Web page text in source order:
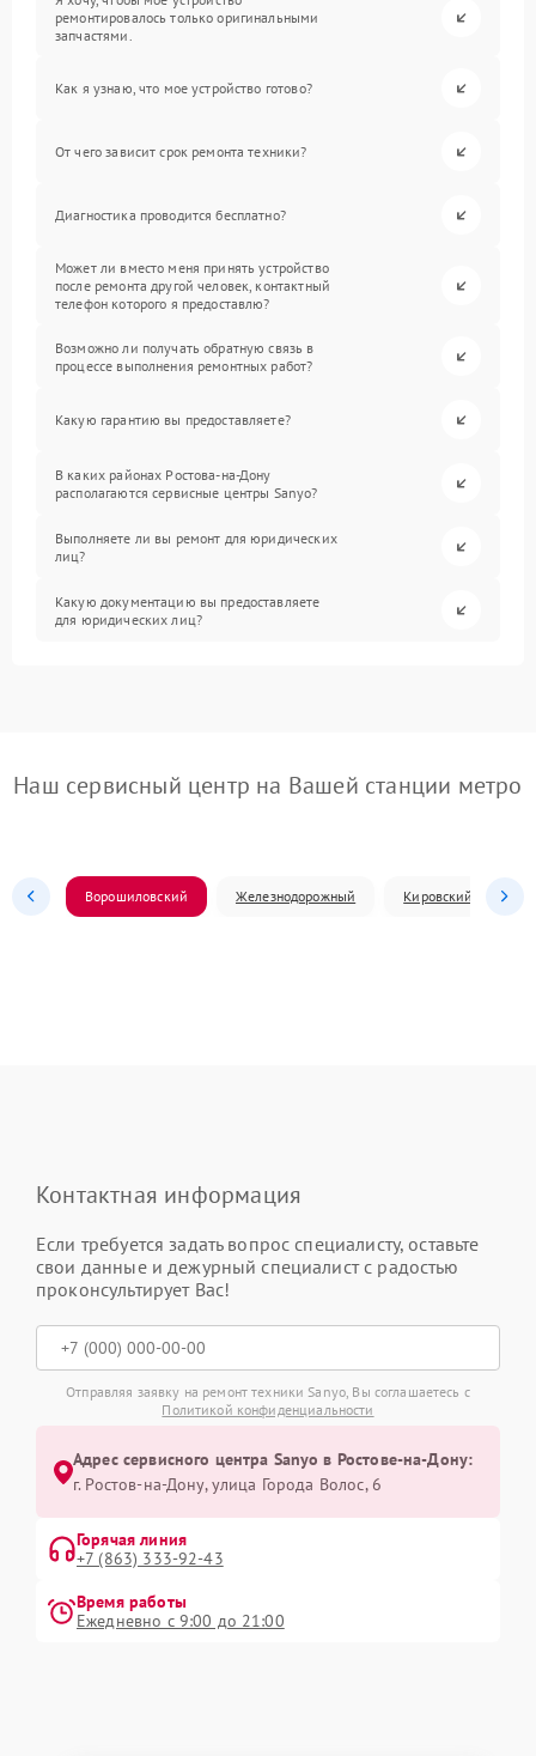
ремонтировалось только оригинальными
запчастями.
Как я узнаю, что мое устройство готово?
От чего зависит срок ремонта техники?
Диагностика проводится бесплатно?
Может ли вместо меня принять устройство
после ремонта другой человек, контактный
телефон которого я предоставлю?
Возможно ли получать обратную связь в
процессе выполнения ремонтных работ?
Какую гарантию вы предоставляете?
В каких районах Ростова-на-Дону
располагаются сервисные центры Sanyo?
Выполняете ли вы ремонт для юридических
лиц?
Какую документацию вы предоставляете
для юридических лиц?
Наш сервисный центр на Вашей станции метро
Ворошиловский Железнодорожный Кировский
Контактная информация
Если требуется задать вопрос специалисту, оставьте
свои данные и дежурный специалист с радостью
проконсультирует Вас!
Отправляя заявку на ремонт техники Sanyo, Вы соглашаетесь с
Политикой конфиденциальности
Адрес сервисного центра Sanyo в Ростове-на-Дону:
г. Ростов-на-Дону, улица Города Волос, 6
Горячая линия
+7 (863) 333-92-43
Время работы
Ежедневно с 9:00 до 21:00